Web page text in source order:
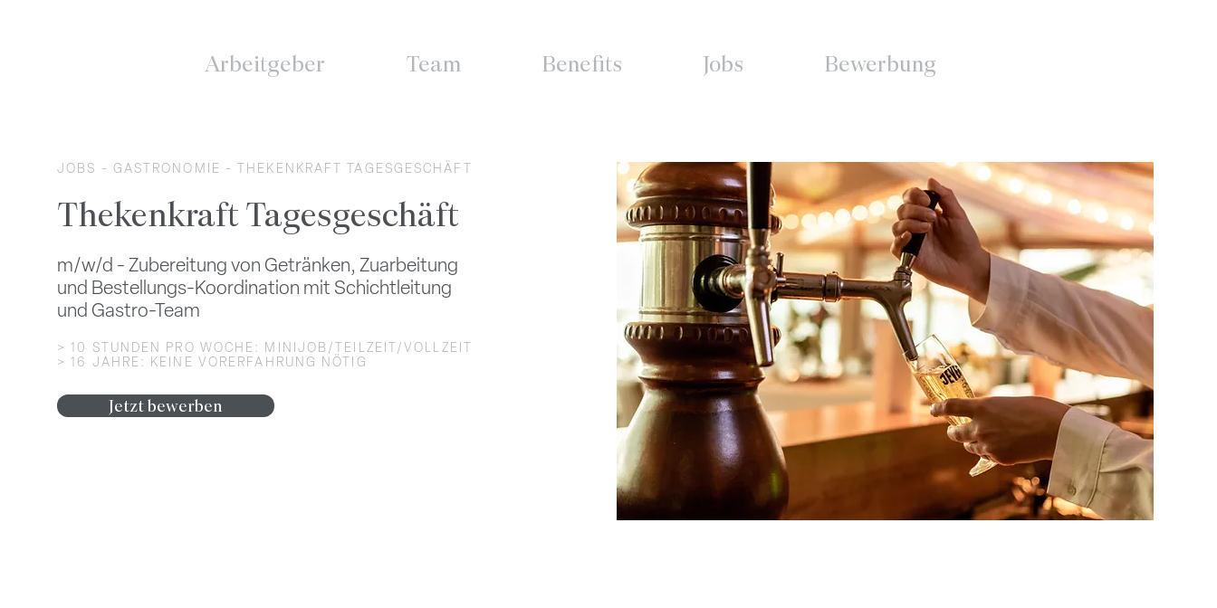
Arbeitgeber Team Benefits Jobs Bewerbung
JOBS - GASTRONOMIE - THEKENKRAFT TAGESGESCHÄFT
Thekenkraft Tagesgeschäft
m/w/d - Zubereitung von Getränken, Zuarbeitung
und Bestellungs-Koordination mit Schichtleitung
und Gastro-Team
> 10 STUNDEN PRO WOCHE: MINIJOB/TEILZEIT/VOLLZEIT
> 16 JAHRE: KEINE VORERFAHRUNG NÖTIG
Jetzt bewerben